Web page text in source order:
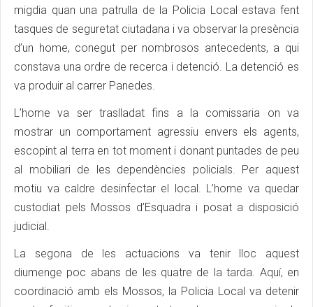
migdia quan una patrulla de la Policia Local estava fent
tasques de seguretat ciutadana i va observar la presència
d’un home, conegut per nombrosos antecedents, a qui
constava una ordre de recerca i detenció. La detenció es
va produir al carrer Panedes.
L’home va ser traslladat fins a la comissaria on va
mostrar un comportament agressiu envers els agents,
escopint al terra en tot moment i donant puntades de peu
al mobiliari de les dependències policials. Per aquest
motiu va caldre desinfectar el local. L’home va quedar
custodiat pels Mossos d’Esquadra i posat a disposició
judicial.
La segona de les actuacions va tenir lloc aquest
diumenge poc abans de les quatre de la tarda. Aquí, en
coordinació amb els Mossos, la Policia Local va detenir